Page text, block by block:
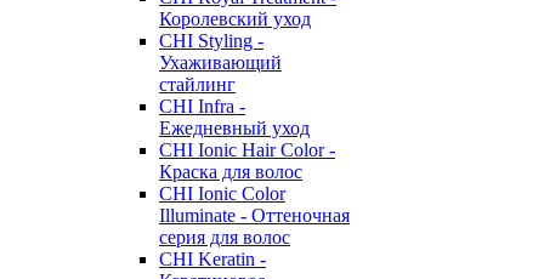
Королевский уход
CHI Styling -
Ухаживающий
стайлинг
CHI Infra -
Ежедневный уход
CHI Ionic Hair Color -
Краска для волос
CHI Ionic Color
Illuminate - Оттеночная
серия для волос
CHI Keratin -